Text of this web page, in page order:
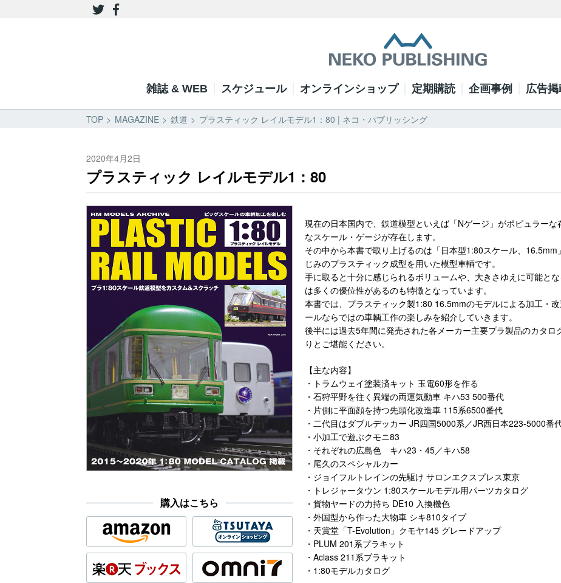
雑誌 & WEB スケジュール オンラインショップ 定期購読 企画事例 広告
TOP MAGAZINE 鉄道 プラスティック レイルモデル1：80 | ネコ・パブリッシング
2020年4月2日
プラスティック レイルモデル1：80
購入はこちら
現在の日本国内で、鉄道模型といえば「Nゲージ」がポピュラー
なスケール・ゲージが存在します。
その中から本書で取り上げるのは「日本型1:80スケール、
じみのプラスティック成型を用いた模型車輌です。
手に取ると十分に感じられるボリュームや、大きさゆえに可能と
は多くの優位性があるのも特徴となっています。
本書では、プラスティック製1:80 16.5mmのモデルによる加工・
ールならではの車輌工作の楽しみを紹介していきます。
後半には過去5年間に発売された各メーカー主要プラ製品のカタロ
りとご堪能ください。
【主な内容】
・トラムウェイ塗装済キット 玉電60形を作る
・石狩平野を往く異端の両運気動車 キハ53 500番代
・片側に平面顔を持つ先頭化改造車 115系6500番代
・二代目はダブルデッカー JR四国5000系／JR西日本223-5000番
・小加工で遊ぶクモニ83
・それぞれの広島色 キハ23・45／キハ58
・尾久のスペシャルカー
・ジョイフルトレインの先駆け サロンエクスプレス東京
・トレジャータウン 1:80スケールモデル用パーツカタログ
・貨物ヤードの力持ち DE10 入換機色
・外国型から作った大物車 シキ810タイプ
・天賞堂「T-Evolution」クモヤ145 グレードアップ
・PLUM 201系プラキット
・Aclass 211系プラキット
・1:80モデルカタログ